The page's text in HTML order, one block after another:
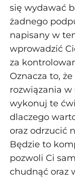
się wydawać
żadnego
napisany w
wprowadzić
za
Oznacza to,
rozwiązania w
wykonuj te
dlaczego
oraz odrzucić
Będzie to
pozwoli Ci
chudnąć oraz